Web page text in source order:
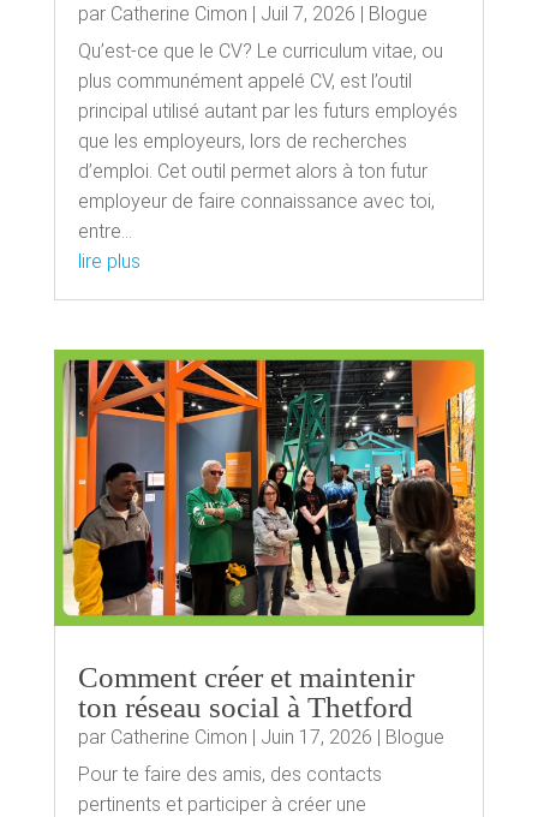
par Catherine Cimon | Juil 7, 2026 | Blogue
Qu’est-ce que le CV? Le curriculum vitae, ou
plus communément appelé CV, est l’outil
principal utilisé autant par les futurs employés
que les employeurs, lors de recherches
d’emploi. Cet outil permet alors à ton futur
employeur de faire connaissance avec toi,
entre...
lire plus
Comment créer et maintenir
ton réseau social à Thetford
par Catherine Cimon | Juin 17, 2026 | Blogue
Pour te faire des amis, des contacts
pertinents et participer à créer une